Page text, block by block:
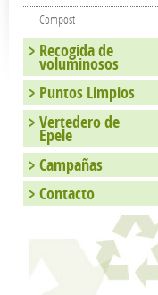
Compost
Recogida de
voluminosos
Puntos Limpios
Vertedero de
Epele
Campañas
Contacto